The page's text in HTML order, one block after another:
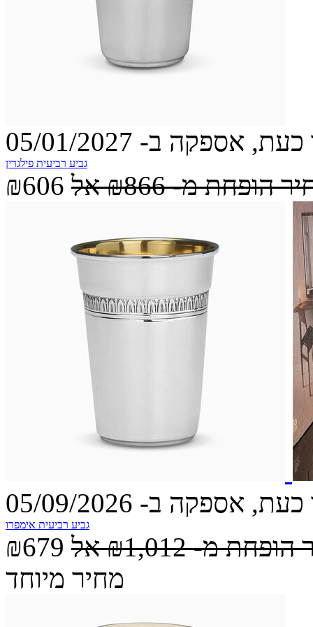
אספקה ב- 05/01/2027
גביע רביעית פילגרין
₪606 הופחת מ-₪866 אל
אספקה ב- 05/09/2026
גביע רביעית אימפרו
₪679 הופחת מ-₪1,012 אל
מחיר מיוחד